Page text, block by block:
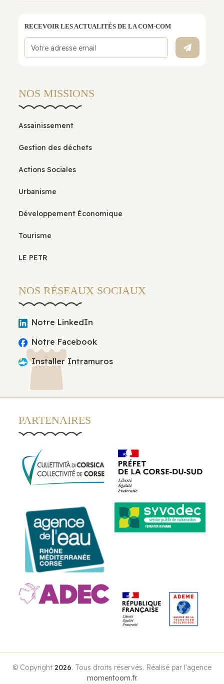
RECEVOIR LES ACTUALITÉS DE LA COM-COM
NOS MISSIONS
Assainissement
Gestion des déchets
Actions Sociales
Urbanisme
Développement Économique
Tourisme
LE PETR
NOS RÉSEAUX SOCIAUX
Notre LinkedIn
Notre Facebook
Installer Intramuros
PARTENAIRES
© Copyright 2026. Tous droits réservés. Réalisé par l'agence
momentoom.fr.